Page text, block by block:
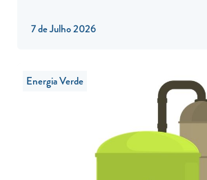
7 de Julho 2026
Energia Verde